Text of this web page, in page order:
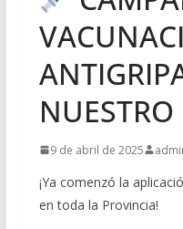
9 de abril de 2025
¡Ya comenzó la
en toda la Provincia!